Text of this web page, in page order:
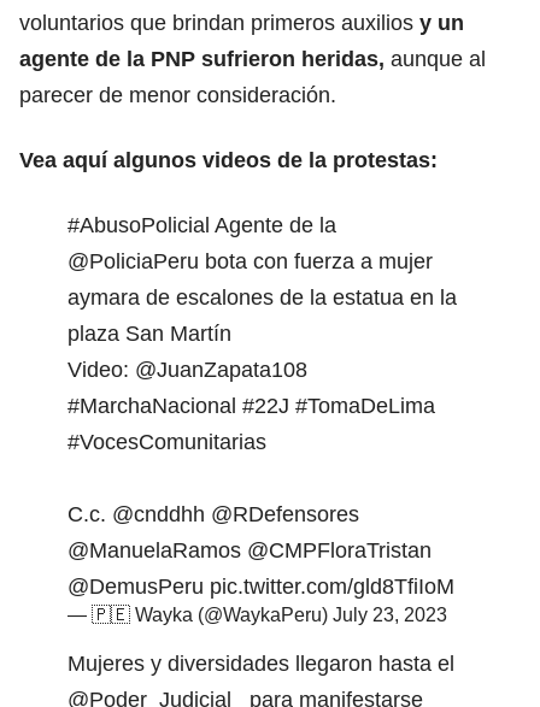
voluntarios que brindan primeros auxilios y un
agente de la PNP sufrieron heridas, aunque al
parecer de menor consideración.
Vea aquí algunos videos de la protestas:
#AbusoPolicial Agente de la
@PoliciaPeru bota con fuerza a mujer
aymara de escalones de la estatua en la
plaza San Martín
Video: @JuanZapata108
#MarchaNacional #22J #TomaDeLima
#VocesComunitarias
C.c. @cnddhh @RDefensores
@ManuelaRamos @CMPFloraTristan
@DemusPeru pic.twitter.com/gld8TfiIoM
— 🇵🇪 Wayka (@WaykaPeru) July 23, 2023
Mujeres y diversidades llegaron hasta el
@Poder_Judicial_
para manifestarse